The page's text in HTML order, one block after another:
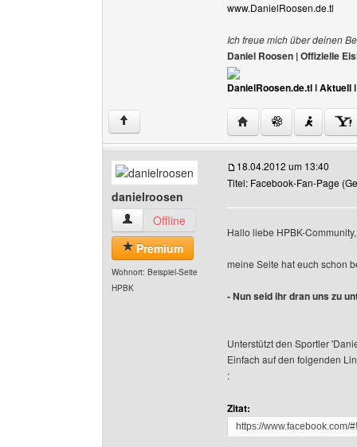
www.DanielRoosen.de.tl
Ich freue mich über deinen
Daniel Roosen | Offizielle
DanielRoosen.de.tlIAktuell
↑ Website dieses
danielroosen
danielroosen Benutzer-Profile anzeigen
Offline
Premium
Wohnort: Beispiel-Seite
HPBK
18.04.2012 um 13:40
Titel: Facebook-Fan-Page
Hallo liebe HPBK-Community,
meine Seite hat euch schon
- Nun seid ihr dran uns zu
Unterstützt den Sportler
Einfach auf den folgenden
:
Zitat:
https://